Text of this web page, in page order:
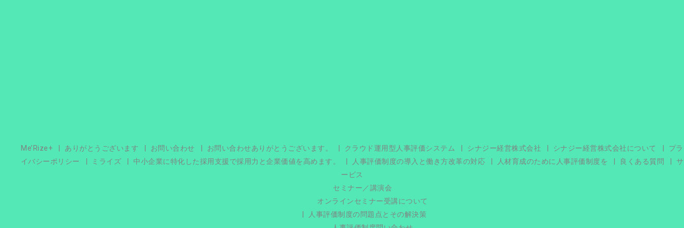
Me’Rize+ ありがとうございます お問い合わせ お問い合わせありがとうございます。 クラウド運用型人事評価システム シナジー経営株式会社 シナジー経営株式会社について
プラ
イバシーポリシー
ミライズ 中小企業に特化した採用支援で採用力と企業価値を高めます。 人事評価制度の導入と働き方改革の対応 人材育成のために人事評価制度を 良くある質問
サ
ービス
セミナー／講演会
オンラインセミナー受講について
人事評価制度の問題点とその解決策